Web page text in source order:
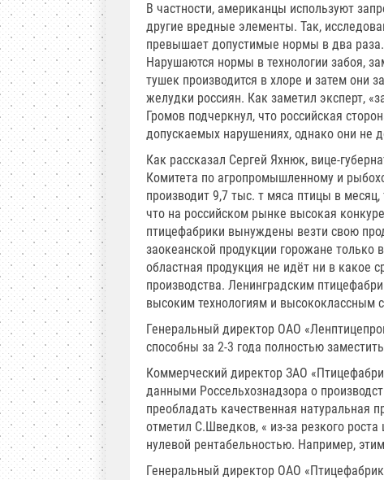
В частности, американцы используют
другие вредные элементы. Так,
превышает допустимые нормы в два
Нарушаются нормы в технологии забоя,
тушек производится в хлоре и затем они
желудки россиян. Как заметил эксперт,
Громов подчеркнул, что российская
допускаемых нарушениях, однако они не
Как рассказал Сергей Яхнюк, вице-
Комитета по агропромышленному и
производит 9,7 тыс. т мяса птицы в
что на российском рынке высокая
птицефабрики вынуждены везти свою
заокеанской продукции горожане
областная продукция не идёт ни в какое
производства. Ленинградским
высоким технологиям и высококлассным
Генеральный директор ОАО
способны за 2-3 года полностью
Коммерческий директор ЗАО
данными Россельхознадзора о
преобладать качественная натуральная
отметил С.Шведков, « из-за резкого
нулевой рентабельностью. Например,
Генеральный директор ОАО